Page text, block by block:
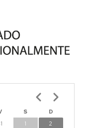
S
D
1
2
Paginación